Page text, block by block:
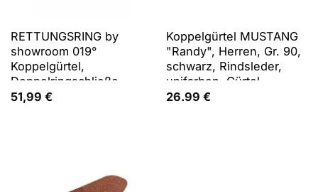
RETTUNGSRING by
showroom 019°
Koppelgürtel,
Doppelringschließe,
Vollrindleder
51,99 €
Koppelgürtel MUSTANG
"Randy", Herren, Gr. 90,
schwarz, Rindsleder,
unifarben, Gürtel
Koppelgürtel, mit
26.99 €